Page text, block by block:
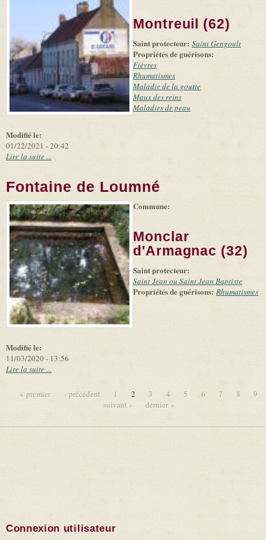
-
(link is
external)
©
Microsoft
and
suppliers
Modifié le:
01/22/2021 - 20:42
Montreuil (62)
Saint protecteur: Saint Gengoult
Propriétés de guérisons:
Fièvres
Rhumatismes
Maladie de la goutte
Maux des reins
Maladies de peau
Lire la suite ...
Fontaine de Loumné
-
Leaflet (link is
|
Tiles
(link is
external)
©
Microsoft
and
suppliers
Modifié le:
11/03/2020 - 13:56
Commune:
Monclar
d'Armagnac (32)
Saint protecteur:
Saint Jean ou Saint Jean Baptiste
Propriétés de guérisons: Rhumatismes
Lire la suite ...
« premier ‹ précédent 1 2 3 4 5 6 7 8
9
suivant ›
dernier »
Connexion utilisateur